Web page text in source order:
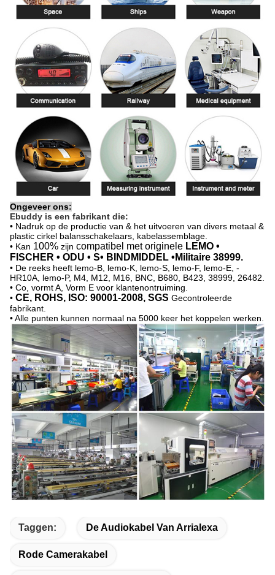
Ongeveer ons:
Ebuddy is een fabrikant die:
• Nadruk op de productie van & het uitvoeren van divers metaal &
plastic cirkel balansschakelaars, kabelassemblage.
• Kan 100% zijn compatibel met originele LEMO •
FISCHER • ODU • S• BINDMIDDEL •Militaire 38999.
• De reeks heeft lemo-B, lemo-K, lemo-S, lemo-F, lemo-E, -
HR10A, lemo-P, M4, M12, M16, BNC, B680, B423, 38999, 26482.
• Co, vormt A, Vorm E voor klantenontruiming.
• CE, ROHS, ISO: 90001-2008, SGS Gecontroleerde
fabrikant.
• Alle punten kunnen normaal na 5000 keer het koppelen werken.
Taggen: De Audiokabel Van Arrialexa
Rode Camerakabel